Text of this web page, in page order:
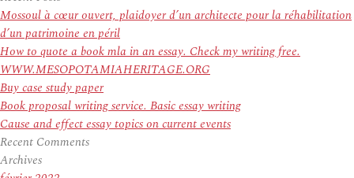
:Mossoul à cœur ouvert, plaidoyer d’un architecte pour la réhabilitation
d’un patrimoine en péril
How to quote a book mla in an essay. Check my writing free.
WWW.MESOPOTAMIAHERITAGE.ORG
Buy case study paper
Book proposal writing service. Basic essay writing
Cause and effect essay topics on current events
Recent Comments
Archives